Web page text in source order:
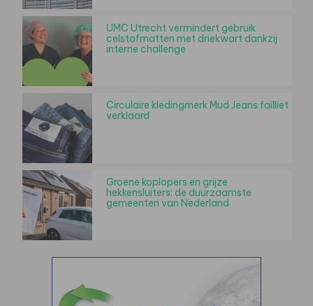
UMC Utrecht vermindert gebruik
celstofmatten met driekwart dankzij
interne challenge
Circulaire kledingmerk Mud Jeans failliet
verklaard
Groene koplopers en grijze
hekkensluiters: de duurzaamste
gemeenten van Nederland